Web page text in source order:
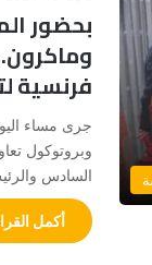
بحضور
فرنسية
وبروتوكول
السادس
أكمل